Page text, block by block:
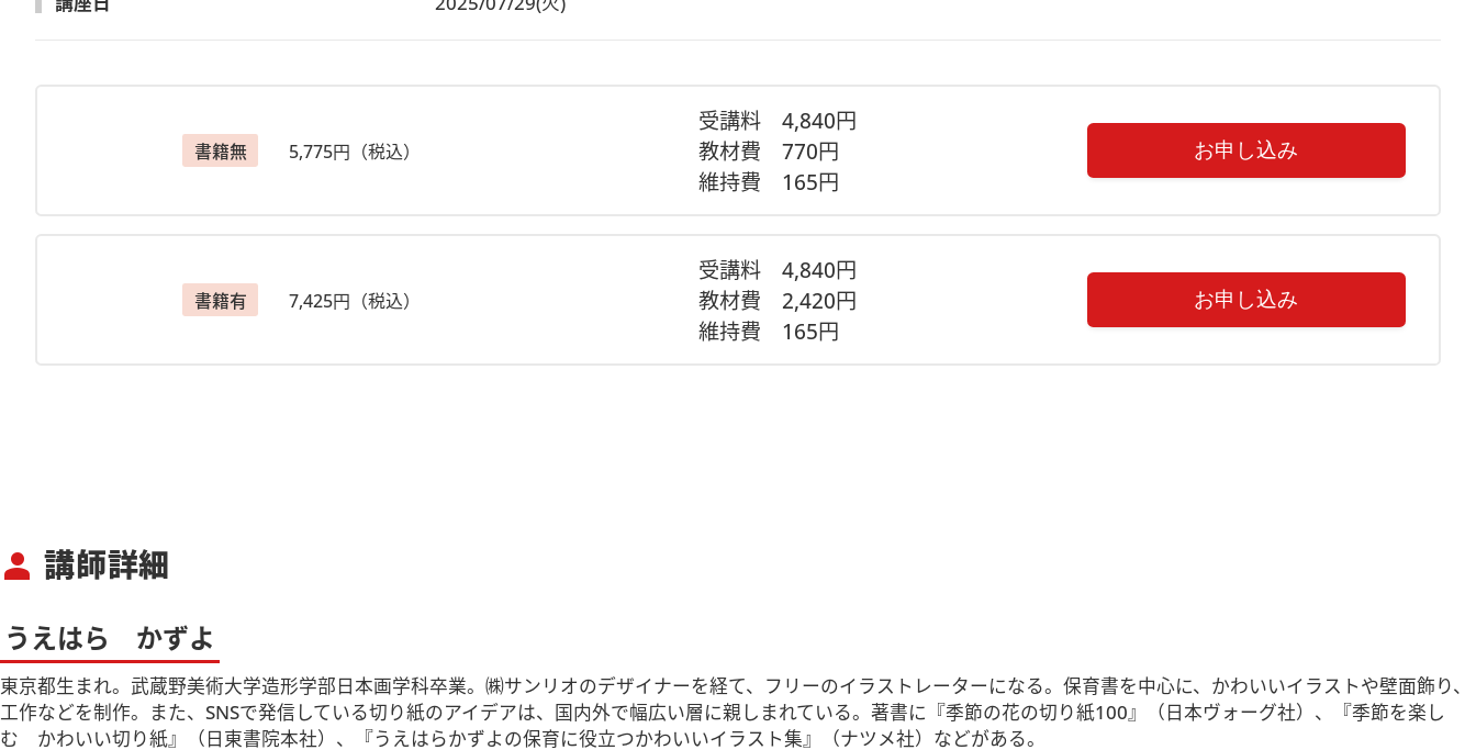
書籍無 5,775円（税込）
受講料4,840円
教材費770円
維持費 165円
お申し込み
書籍有 7,425円（税込）
受講料4,840円
教材費 2,420円
維持費 165円
お申し込み
person 講師詳細
うえはら かずよ
東京都生まれ。武蔵野美術大学造形学部日本画学科卒業。㈱サンリオのデザイナーを経て、フリーのイラストレーターになる。保育書を中心に、かわいいイラストや壁面飾り、
工作などを制作。また、SNSで発信している切り紙のアイデアは、国内外で幅広い層に親しまれている。著書に『季節の花の切り紙100』（日本ヴォーグ社）、『季節を楽し
む かわいい切り紙』（日東書院本社）、『うえはらかずよの保育に役立つかわいいイラスト集』（ナツメ社）などがある。